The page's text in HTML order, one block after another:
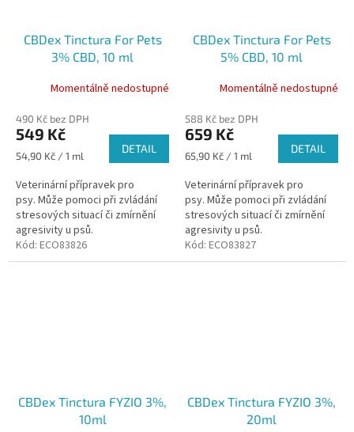
CBDex Tinctura For Pets
3% CBD, 10 ml
Momentálně nedostupné
490 Kč bez DPH
549 Kč
Měrná
54,90 Kč / 1 ml
DETAIL
Veterinární přípravek pro
psy. Může pomoci při zvládání
stresových situací či zmírnění
agresivity u psů.
Kód: ECO83826
CBDex Tinctura For Pets
5% CBD, 10 ml
Momentálně nedostupné
588 Kč bez DPH
659 Kč
Měrná
65,90 Kč / 1 ml
DETAIL
Veterinární přípravek pro
psy. Může pomoci při zvládání
stresových situací či zmírnění
agresivity u psů.
Kód: ECO83827
CBDex Tinctura FYZIO 3%,
10ml
CBDex Tinctura FYZIO 3%,
20ml